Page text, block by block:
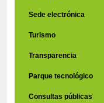
Sede electrónica
Turismo
Transparencia
Parque tecnológico
Consultas públicas